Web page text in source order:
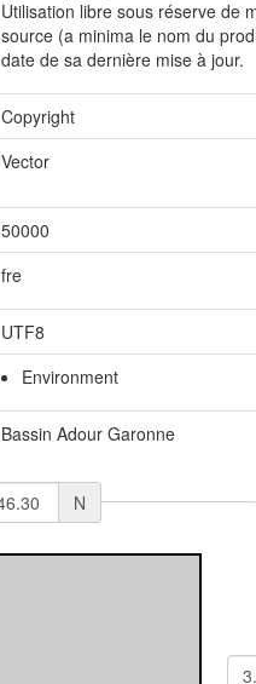
Utilisation libre sous réserve de
source (a minima le nom du
date de sa dernière mise à jour.
Copyright
Vector
50000
fre
UTF8
Environment
Bassin Adour Garonne
N